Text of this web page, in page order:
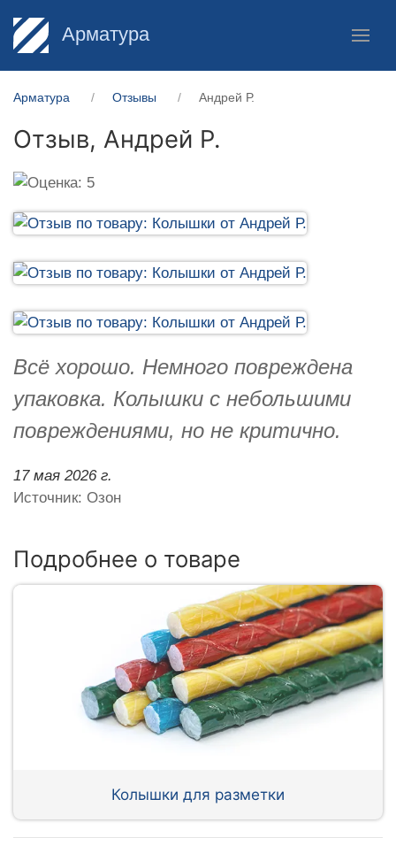
Арматура
Арматура Отзывы Андрей Р.
Отзыв, Андрей Р.
Всё хорошо. Немного повреждена
упаковка. Колышки с небольшими
повреждениями, но не критично.
17 мая 2026 г.
Источник: Озон
Подробнее о товаре
Колышки для разметки